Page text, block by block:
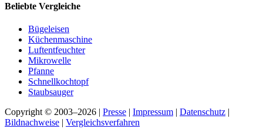
Beliebte Vergleiche
Bügeleisen
Küchenmaschine
Luftentfeuchter
Mikrowelle
Pfanne
Schnellkochtopf
Staubsauger
Copyright © 2003–2026 | Presse | Impressum | Datenschutz |
Bildnachweise | Vergleichsverfahren